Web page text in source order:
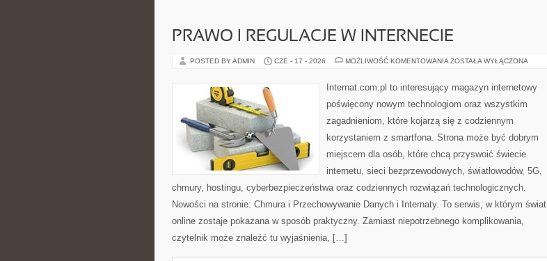
PRAWO I REGULACJE W INTERNECIE
POSTED BY ADMIN CZE - 17 - 2026 MOŻLIWOŚĆ KOMENTOWANIA PRAWO
INTERNECIE
ZOSTAŁA WYŁĄCZONA
Internat.com.pl to interesujący magazyn internetowy
poświęcony nowym technologiom oraz wszystkim
zagadnieniom, które kojarzą się z codziennym
korzystaniem z smartfona. Strona może być dobrym
miejscem dla osób, które chcą przyswoić świecie
internetu, sieci bezprzewodowych, światłowodów, 5G,
chmury, hostingu, cyberbezpieczeństwa oraz codziennych rozwiązań technologicznych.
Nowości na stronie: Chmura i Przechowywanie Danych i Internaty. To serwis, w którym świat
online zostaje pokazana w sposób praktyczny. Zamiast niepotrzebnego komplikowania,
czytelnik może znaleźć tu wyjaśnienia, […]